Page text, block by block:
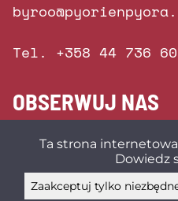
Tel. +358 44 736
OBSERWUJ NAS
Ta strona
Dowiedz
Zaakceptuj tylko